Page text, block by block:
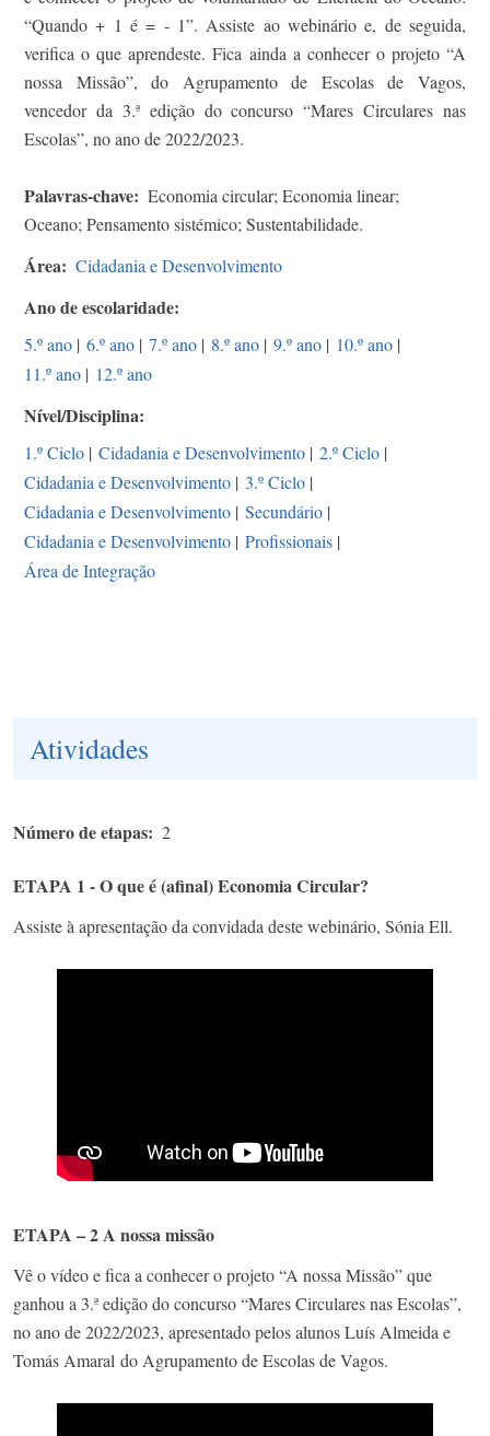
“Quando + 1 é = - 1”. Assiste ao webinário e, de seguida,
verifica o que aprendeste. Fica ainda a conhecer o projeto “A
nossa Missão”, do Agrupamento de Escolas de Vagos,
vencedor da 3.ª edição do concurso “Mares Circulares nas
Escolas”, no ano de 2022/2023.
Palavras-chave
Economia circular; Economia linear;
Oceano; Pensamento sistémico; Sustentabilidade.
Área Cidadania e Desenvolvimento
Ano de escolaridade
5.º ano | 6.º ano | 7.º ano | 8.º ano | 9.º ano | 10.º ano |
11.º ano | 12.º ano
Nível/Disciplina
1.º Ciclo | Cidadania e Desenvolvimento | 2.º Ciclo |
Cidadania e Desenvolvimento | 3.º Ciclo |
Cidadania e Desenvolvimento | Secundário |
Cidadania e Desenvolvimento | Profissionais |
Área de Integração
Atividades
Número de etapas 2
ETAPA 1 - O que é (afinal) Economia Circular?
Assiste à apresentação da convidada deste webinário, Sónia Ell.
ETAPA – 2 A nossa missão
Vê o vídeo e fica a conhecer o projeto “A nossa Missão” que
ganhou a 3.ª edição do concurso “Mares Circulares nas Escolas”,
no ano de 2022/2023, apresentado pelos alunos Luís Almeida e
Tomás Amaral do Agrupamento de Escolas de Vagos.